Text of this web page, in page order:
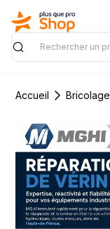
Rechercher
Accueil Bricolage